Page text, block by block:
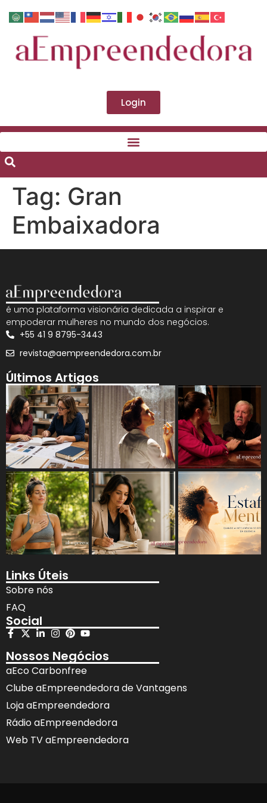
Login
Tag: Gran
Embaixadora
é uma plataforma visionária dedicada a inspirar e
empoderar mulheres no mundo dos negócios.
+55 41 9 8795-3443
revista@aempreendedora.com.br
Últimos Artigos
Links Úteis
Sobre nós
FAQ
Social
Nossos Negócios
aEco Carbonfree
Clube aEmpreendedora de Vantagens
Loja aEmpreendedora
Rádio aEmpreendedora
Web TV aEmpreendedora